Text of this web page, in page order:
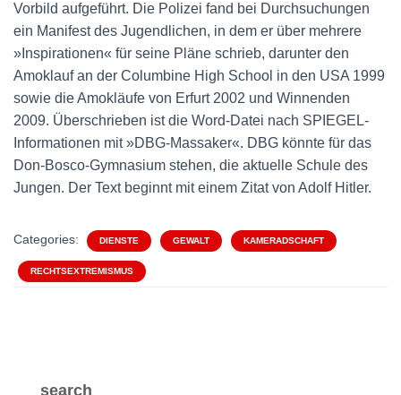
Vorbild aufgeführt. Die Polizei fand bei Durchsuchungen
ein Manifest des Jugendlichen, in dem er über mehrere
»Inspirationen« für seine Pläne schrieb, darunter den
Amoklauf an der Columbine High School in den USA 1999
sowie die Amokläufe von Erfurt 2002 und Winnenden
2009. Überschrieben ist die Word-Datei nach SPIEGEL-
Informationen mit »DBG-Massaker«. DBG könnte für das
Don-Bosco-Gymnasium stehen, die aktuelle Schule des
Jungen. Der Text beginnt mit einem Zitat von Adolf Hitler.
Categories: DIENSTE GEWALT KAMERADSCHAFT
RECHTSEXTREMISMUS
search